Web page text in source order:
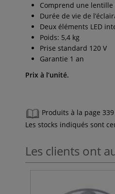
Comprend une
Durée de vie de
Deux éléments LED
Poids: 5,4 kg
Prise standard 120 V
Garantie 1 an
Prix à l’unité.
Produits à la page
Les stocks indiqués sont
Les clients ont